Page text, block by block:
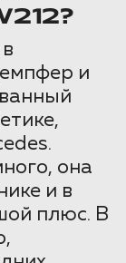
и
она
и в
плюс. В